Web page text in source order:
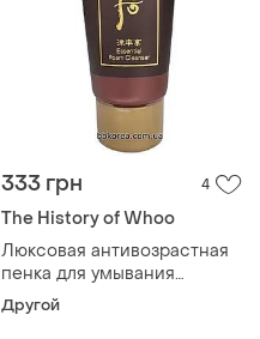
333 грн 4
The History of Whoo
Люксовая антивозрастная
пенка для умывания
пробник the history of whoo
jinyul essential foam
Другой